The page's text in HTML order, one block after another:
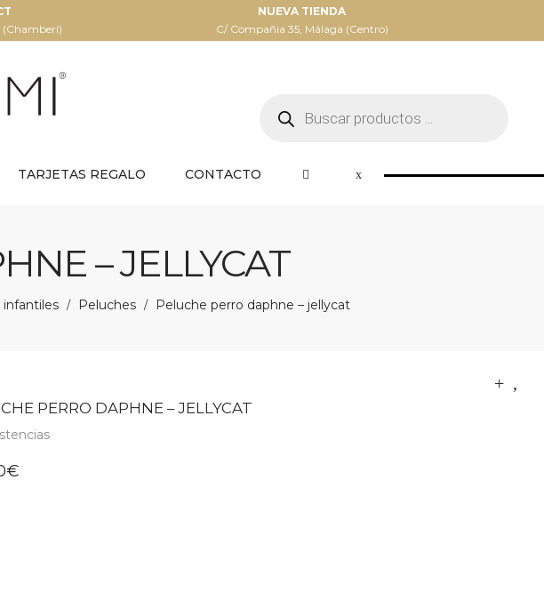
(Chamberí)
NUEVA TIENDA
C/ Compañia 35, Málaga (Centro)
productos
TARJETAS REGALO CONTACTO
– JELLYCAT
/ Peluches / Peluche perro daphne – jellycat
PERRO DAPHNE – JELLYCAT
€